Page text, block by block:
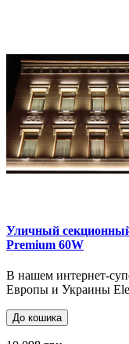
Уличный
Premium 60W
В нашем интернет-
Европы и Украины
До кошика